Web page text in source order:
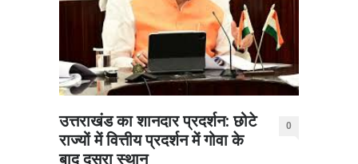
उत्तराखंड का शानदार प्रदर्शन: छोटे
राज्यों में वित्तीय प्रदर्शन में गोवा के
बाद दूसरा स्थान
0